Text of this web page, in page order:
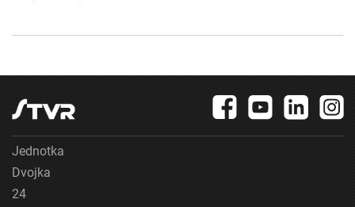
Jednotka
Dvojka
24